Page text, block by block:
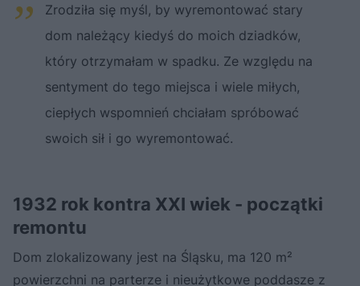
Zrodziła się myśl, by wyremontować stary
dom należący kiedyś do moich dziadków,
który otrzymałam w spadku. Ze względu na
sentyment do tego miejsca i wiele miłych,
ciepłych wspomnień chciałam spróbować
swoich sił i go wyremontować.
1932 rok kontra XXI wiek - początki
remontu
Dom zlokalizowany jest na Śląsku, ma 120 m²
powierzchni na parterze i nieużytkowe poddasze z